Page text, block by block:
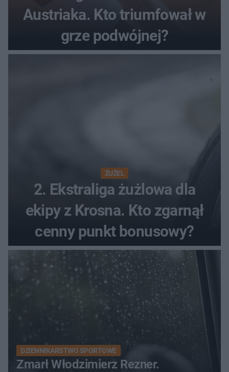
Austriaka. Kto triumfował w
grze podwójnej?
ŻUŻEL
2. Ekstraliga żużlowa dla
ekipy z Krosna. Kto zgarnął
cenny punkt bonusowy?
DZIENNIKARSTWO SPORTOWE
Zmarł Włodzimierz Rezner.